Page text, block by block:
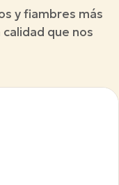
y fiambres más
que nos